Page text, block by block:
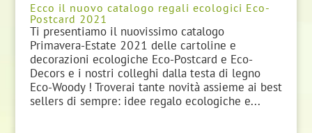
Ecco il nuovo catalogo regali ecologici Eco-
Postcard 2021
Ti presentiamo il nuovissimo catalogo
Primavera-Estate 2021 delle cartoline e
decorazioni ecologiche Eco-Postcard e Eco-
Decors e i nostri colleghi dalla testa di legno
Eco-Woody ! Troverai tante novità assieme ai best
sellers di sempre: idee regalo ecologiche e...